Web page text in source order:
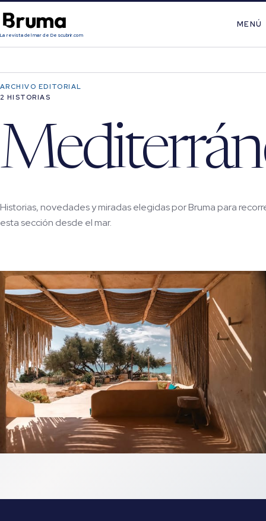
La revista del mar de Descubrir.com
MENÚ
ARCHIVO EDITORIAL
2 HISTORIAS
Historias, novedades y miradas elegidas por Bruma para
esta sección desde el mar.